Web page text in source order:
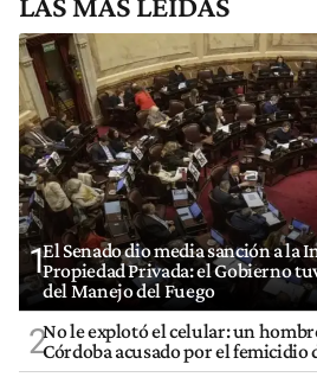
LAS MÁS LEÍDAS
1El Senado dio media sanción a la
Propiedad Privada: el Gobierno
del Manejo del Fuego
2No le explotó el celular: un
Córdoba acusado por el femicidio